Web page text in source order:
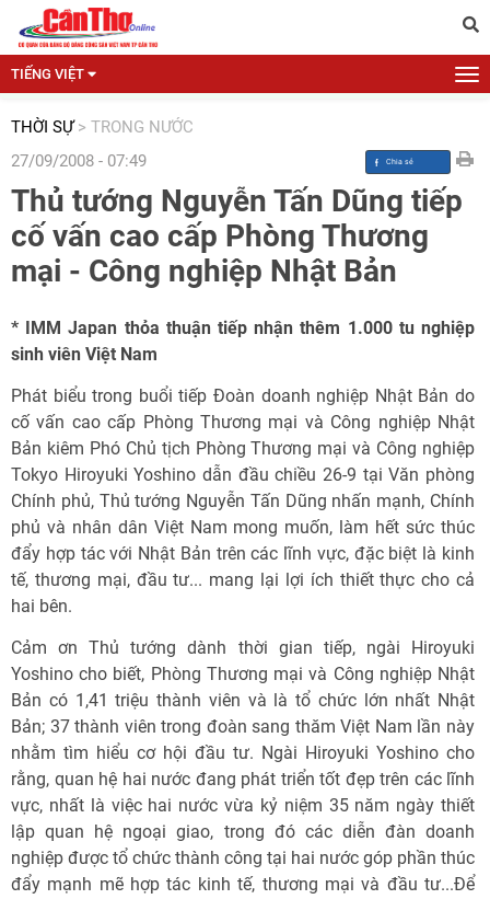
TIẾNG VIỆT
THỜI SỰ > TRONG NƯỚC
27/09/2008 - 07:49
Thủ tướng Nguyễn Tấn Dũng tiếp
cố vấn cao cấp Phòng Thương
mại - Công nghiệp Nhật Bản
* IMM Japan thỏa thuận tiếp nhận thêm 1.000 tu nghiệp
sinh viên Việt Nam
Phát biểu trong buổi tiếp Đoàn doanh nghiệp Nhật Bản do
cố vấn cao cấp Phòng Thương mại và Công nghiệp Nhật
Bản kiêm Phó Chủ tịch Phòng Thương mại và Công nghiệp
Tokyo Hiroyuki Yoshino dẫn đầu chiều 26-9 tại Văn phòng
Chính phủ, Thủ tướng Nguyễn Tấn Dũng nhấn mạnh, Chính
phủ và nhân dân Việt Nam mong muốn, làm hết sức thúc
đẩy hợp tác với Nhật Bản trên các lĩnh vực, đặc biệt là kinh
tế, thương mại, đầu tư... mang lại lợi ích thiết thực cho cả
hai bên.
Cảm ơn Thủ tướng dành thời gian tiếp, ngài Hiroyuki
Yoshino cho biết, Phòng Thương mại và Công nghiệp Nhật
Bản có 1,41 triệu thành viên và là tổ chức lớn nhất Nhật
Bản; 37 thành viên trong đoàn sang thăm Việt Nam lần này
nhằm tìm hiểu cơ hội đầu tư. Ngài Hiroyuki Yoshino cho
rằng, quan hệ hai nước đang phát triển tốt đẹp trên các lĩnh
vực, nhất là việc hai nước vừa kỷ niệm 35 năm ngày thiết
lập quan hệ ngoại giao, trong đó các diễn đàn doanh
nghiệp được tổ chức thành công tại hai nước góp phần thúc
đẩy mạnh mẽ hợp tác kinh tế, thương mại và đầu tư...Để